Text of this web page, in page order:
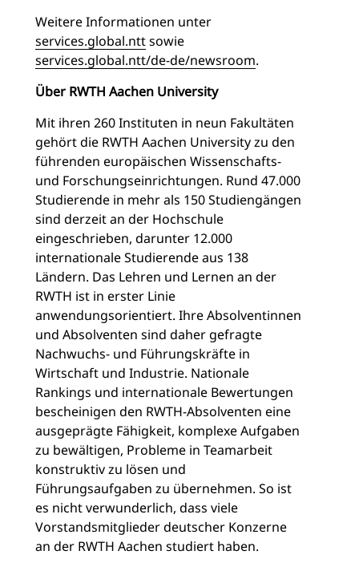
Weitere Informationen unter
services.global.nttsowie
services.global.ntt/de-de/newsroom.
Über RWTH Aachen University
Mit ihren 260 Instituten in neun Fakultäten
gehört die RWTH Aachen University zu den
führenden europäischen Wissenschafts-
und Forschungseinrichtungen. Rund 47.000
Studierende in mehr als 150 Studiengängen
sind derzeit an der Hochschule
eingeschrieben, darunter 12.000
internationale Studierende aus 138
Ländern. Das Lehren und Lernen an der
RWTH ist in erster Linie
anwendungsorientiert. Ihre Absolventinnen
und Absolventen sind daher gefragte
Nachwuchs- und Führungskräfte in
Wirtschaft und Industrie. Nationale
Rankings und internationale Bewertungen
bescheinigen den RWTH-Absolventen eine
ausgeprägte Fähigkeit, komplexe Aufgaben
zu bewältigen, Probleme in Teamarbeit
konstruktiv zu lösen und
Führungsaufgaben zu übernehmen. So ist
es nicht verwunderlich, dass viele
Vorstandsmitglieder deutscher Konzerne
an der RWTH Aachen studiert haben.